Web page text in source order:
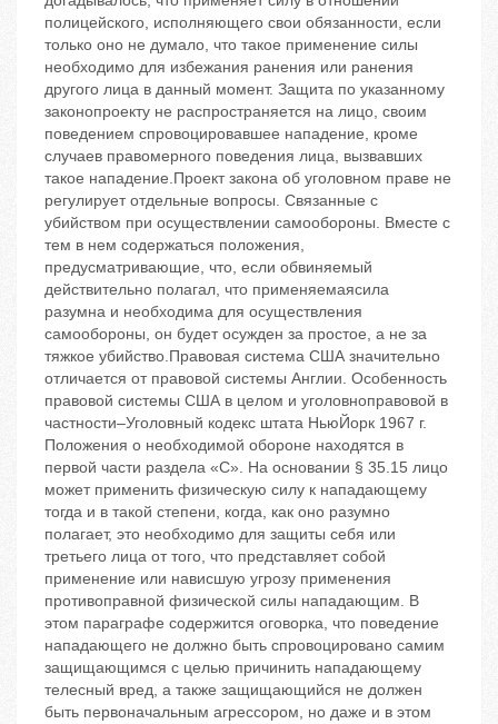
полицейского, исполняющего свои обязанности, если
только оно не думало, что такое применение силы
необходимо для избежания ранения или ранения
другого лица в данный момент. Защита по указанному
законопроекту не распространяется на лицо, своим
поведением спровоцировавшее нападение, кроме
случаев правомерного поведения лица, вызвавших
такое нападение.Проект закона об уголовном праве не
регулирует отдельные вопросы. Связанные с
убийством при осуществлении самообороны. Вместе с
тем в нем содержаться положения,
предусматривающие, что, если обвиняемый
действительно полагал, что применяемаясила
разумна и необходима для осуществления
самообороны, он будет осужден за простое, а не за
тяжкое убийство.Правовая система США значительно
отличается от правовой системы Англии. Особенность
правовой системы США в целом и уголовноправовой в
частности–Уголовный кодекс штата НьюЙорк 1967 г.
Положения о необходимой обороне находятся в
первой части раздела «С». На основании § 35.15 лицо
может применить физическую силу к нападающему
тогда и в такой степени, когда, как оно разумно
полагает, это необходимо для защиты себя или
третьего лица от того, что представляет собой
применение или нависшую угрозу применения
противоправной физической силы нападающим. В
этом параграфе содержится оговорка, что поведение
нападающего не должно быть спровоцировано самим
защищающимся с целью причинить нападающему
телесный вред, а также защищающийся не должен
быть первоначальным агрессором, но даже и в этом